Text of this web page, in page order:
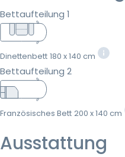
Bettaufteilung 1
Dinettenbett 180 x 140 cm
Bettaufteilung 2
Französisches Bett 200 x 140 cm
Ausstattung